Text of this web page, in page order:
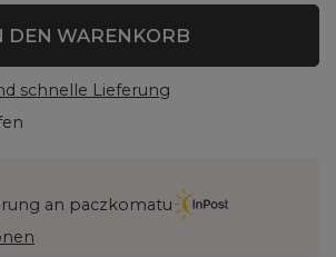
DEN WARENKORB
schnelle Lieferung
an paczkomatu